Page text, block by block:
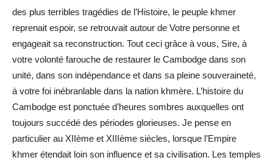
des plus terribles tragédies de l’Histoire, le peuple khmer
reprenait espoir, se retrouvait autour de Votre personne et
engageait sa reconstruction. Tout ceci grâce à vous, Sire, à
votre volonté farouche de restaurer le Cambodge dans son
unité, dans son indépendance et dans sa pleine souveraineté,
à votre foi inébranlable dans la nation khmère. L’histoire du
Cambodge est ponctuée d’heures sombres auxquelles ont
toujours succédé des périodes glorieuses. Je pense en
particulier au XIIème et XIIIème siècles, lorsque l’Empire
khmer étendait loin son influence et sa civilisation. Les temples